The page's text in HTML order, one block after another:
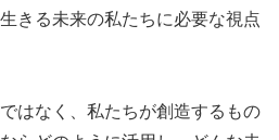
きる未来の私たちに必要な視点
はなく、私たちが創造するもの